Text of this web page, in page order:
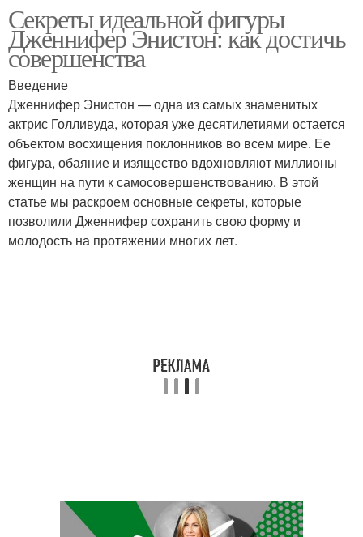
Секреты идеальной фигуры
Дженнифер Энистон: как достичь
совершенства
Введение
Дженнифер Энистон — одна из самых знаменитых
актрис Голливуда, которая уже десятилетиями остается
объектом восхищения поклонников во всем мире. Ее
фигура, обаяние и изящество вдохновляют миллионы
женщин на пути к самосовершенствованию. В этой
статье мы раскроем основные секреты, которые
позволили Дженнифер сохранить свою форму и
молодость на протяжении многих лет.